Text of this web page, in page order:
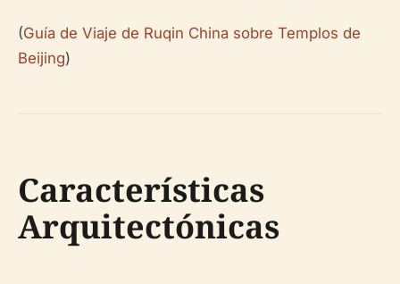
(Guía de Viaje de Ruqin China sobre Templos de
Beijing)
Características
Arquitectónicas